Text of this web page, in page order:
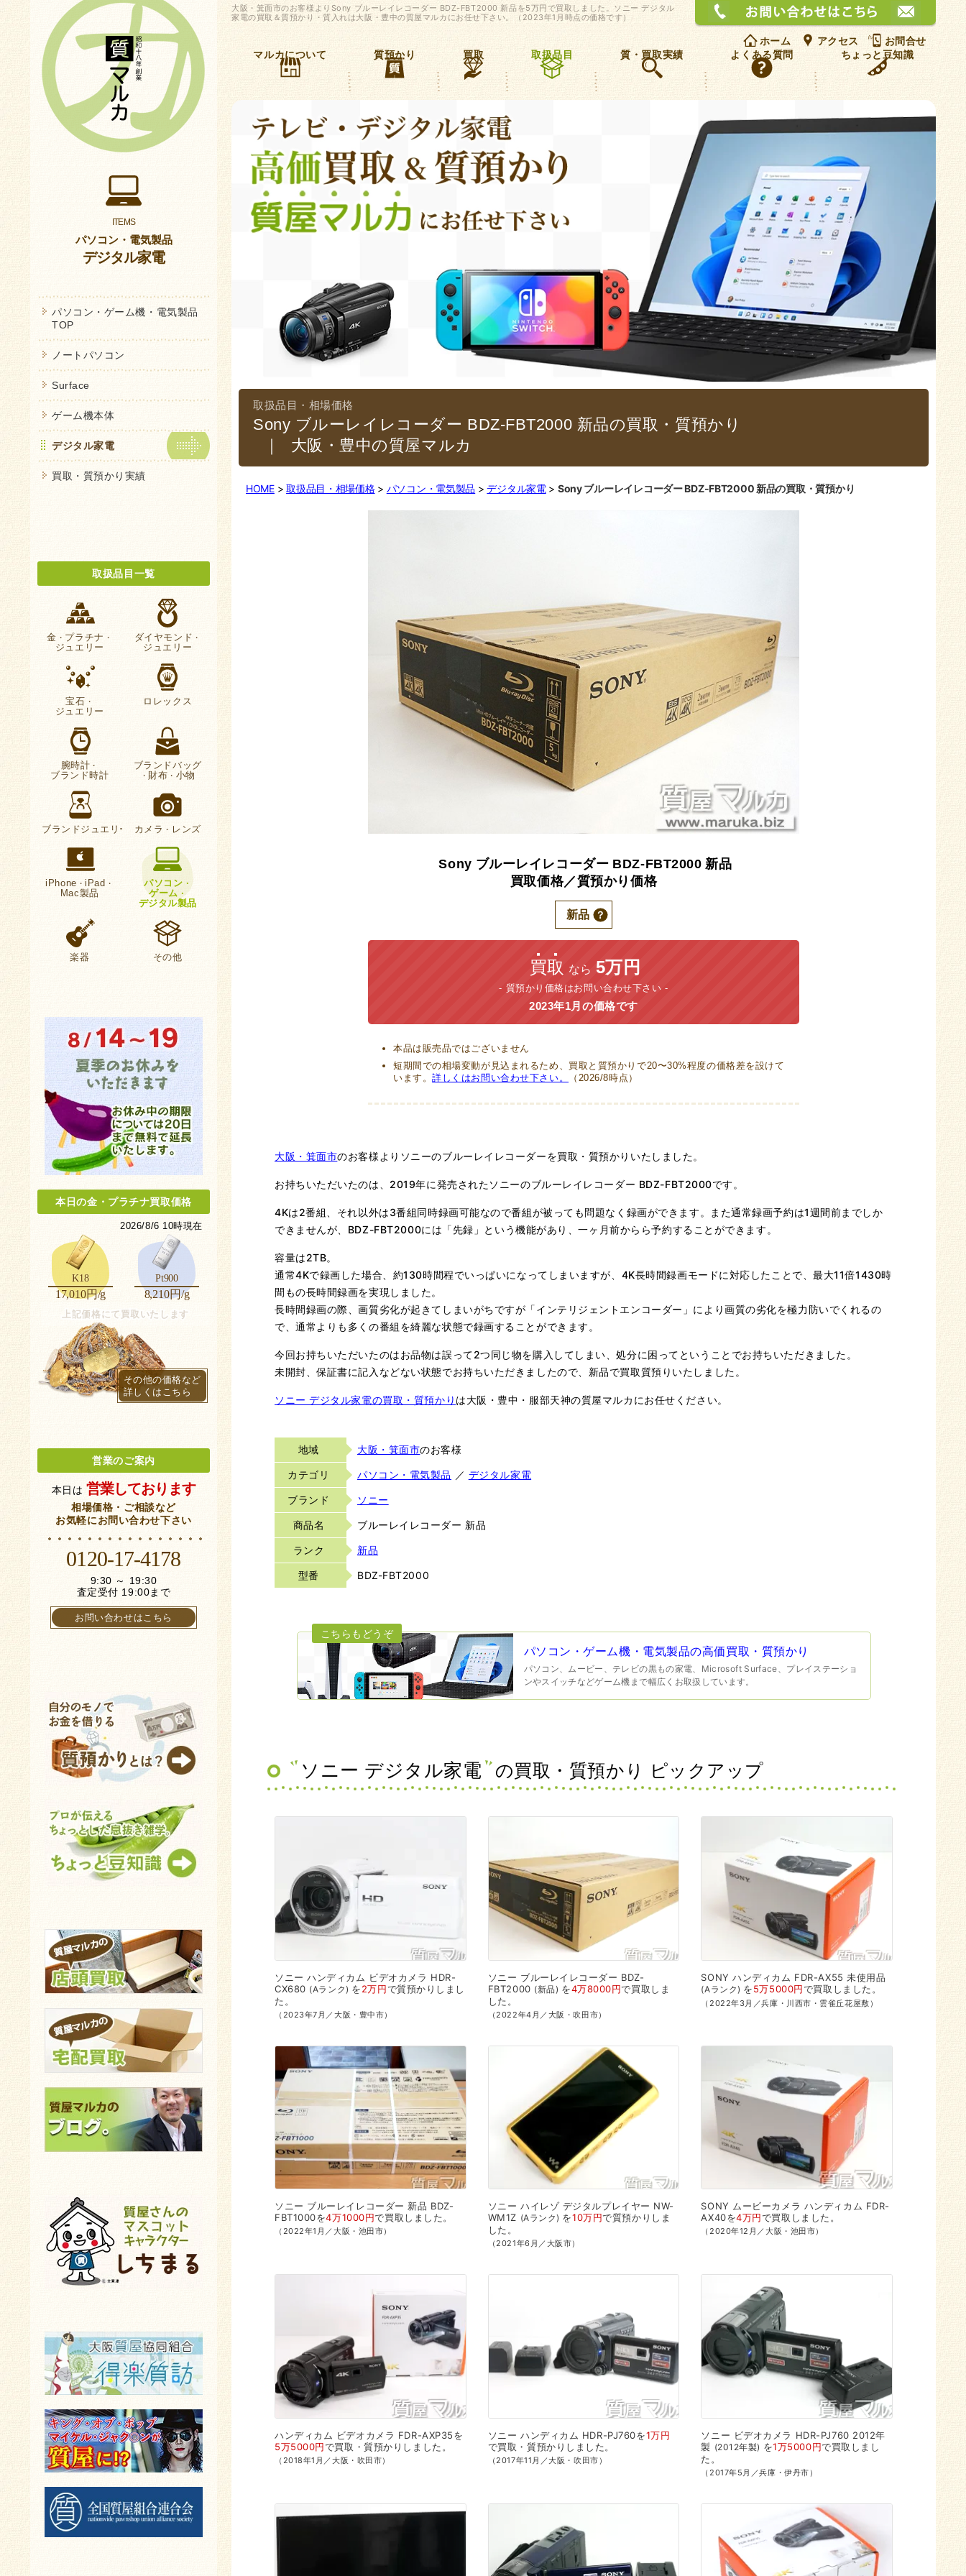
大阪・箕面市のお客様よりSony ブルーレイレコーダー BDZ-FBT2000 新品を5万円で買取しました。ソニー デジタル
家電の買取＆質預かり・質入れは大阪・豊中の質屋マルカにお任せ下さい。（2023年1月時点の価格です）
ホーム アクセス
お問合せ
マルカについて
質預かり 買取 取扱品目 質・買取実績 よくある質問 ちょっと豆知識
Sony ブルーレイレコーダー BDZ-FBT2000 新品の買取・質預かり
｜大阪・豊中の質屋マルカ
HOME 取扱品目・相場価格 パソコン・電気製品 デジタル家電 Sony ブルーレイレコーダー BDZ-FBT2000 新品の買取・質預かり
Sony ブルーレイレコーダー BDZ-FBT2000 新品
買取価格／質預かり価格
新品
買取 なら 5万円
質預かり価格はお問い合わせ下さい
2023年1月の価格です
本品は販売品ではございません
短期間での相場変動が見込まれるため、買取と質預かりで20〜30%程度の価格差を設けて
います。詳しくはお問い合わせ下さい。 （2026/8時点）
大阪・箕面市のお客様よりソニーのブルーレイレコーダーを買取・質預かりいたしました。
お持ちいただいたのは、2019年に発売されたソニーのブルーレイレコーダー BDZ-FBT2000です。
4Kは2番組、それ以外は3番組同時録画可能なので番組が被っても問題なく録画ができます。また通常録画予約は1週間前までしか
できませんが、BDZ-FBT2000には「先録」という機能があり、一ヶ月前からら予約することができます。
容量は2TB。
通常4Kで録画した場合、約130時間程でいっぱいになってしまいますが、4K長時間録画モードに対応したことで、最大11倍1430時
間もの長時間録画を実現しました。
長時間録画の際、画質劣化が起きてしまいがちですが「インテリジェントエンコーダー」により画質の劣化を極力防いでくれるの
で、通常よりも多くの番組を綺麗な状態で録画することができます。
今回お持ちいただいたのはお品物は誤って2つ同じ物を購入してしまい、処分に困ってということでお持ちいただきました。
未開封、保証書に記入などない状態でお持ちいただきましたので、新品で買取質預りいたしました。
ソニー デジタル家電の買取・質預かり は大阪・豊中・服部天神の質屋マルカにお任せください。
地域 大阪・箕面市のお客様
カテゴリ パソコン・電気製品 ／ デジタル家電
ブランド ソニー
商品名 ブルーレイレコーダー 新品
ランク 新品
型番 BDZ-FBT2000
パソコン・ゲーム機・電気製品の高価買取・質預かり
パソコン、ムービー、テレビの黒もの家電、Microsoft Surface、プレイステーショ
ンやスイッチなどゲーム機まで幅広くお取扱しています。
ソニー デジタル家電 の買取・質預かり ピックアップ
ソニー ハンディカム ビデオカメラ HDR-
CX680
Aランク を2万円で質預かり しまし
た。
（2023年7月／大阪・豊中市）
ソニー ブルーレイレコーダー BDZ-
FBT2000
新品 を4万8000円で買取 しま
した。
（2022年4月／大阪・吹田市）
SONY ハンディカム FDR-AX55 未使用品
Aランク を5万5000円で買取 しました。
（2022年3月／兵庫・川西市・雲雀丘花屋敷）
ソニー ブルーレイレコーダー 新品 BDZ-
FBT1000を4万1000円で買取 しました。
（2022年1月／大阪・池田市）
ソニー ハイレゾデジタルプレイヤー NW-
WM1Z
Aランク を10万円で質預かり しま
した。
（2021年6月／大阪市）
SONY ムービーカメラ ハンディカム FDR-
AX40を4万円で買取 しました。
（2020年12月／大阪・池田市）
ハンディカム ビデオカメラ FDR-AXP35を
5万5000円で買取・質預かり しました。
（2018年1月／大阪・吹田市）
ソニー ハンディカム HDR-PJ760を1万円
で買取・質預かり しました。
（2017年11月／大阪・吹田市）
ソニー ビデオカメラ HDR-PJ760 2012年
製
2012年製 を1万5000円で買取 しまし
た。
（2017年5月／兵庫・伊丹市）
パソコン・電気製品
デジタル家電
パソコン・ゲーム機・電気製品
TOP
ノートパソコン
Surface
ゲーム機本体
デジタル家電
買取・質預かり実績
取扱品目一覧
金 ・ プラチナ ・
ジュエリー
ダイヤモンド ・
ジュエリー
宝石 ・
ジュエリー
ロレックス
腕時計 ・
ブランド時計
ブランドバッグ
・ 財布 ・ 小物
ブランドジュエリー カメラ ・ レンズ
iPhone ・iPad ・
Mac製品
パソコン ・
ゲーム ・
デジタル製品
楽器 その他
本日の金 ・ プラチナ買取価格
2026/8/6 10時現在
K18
17,010円/g
Pt900
8,210円/g
上記価格にて買取いたします
その他の価格など
詳しくはこちら
営業のご案内
本日は 営業しております
相場価格・ご相談など
お気軽にお問い合わせ下さい
0120-17-4178
9:30 ～ 19:30
査定受付 19:00まで
お問い合わせはこちら